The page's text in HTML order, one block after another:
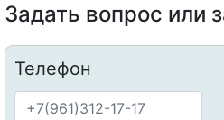
Задать вопрос или
Телефон